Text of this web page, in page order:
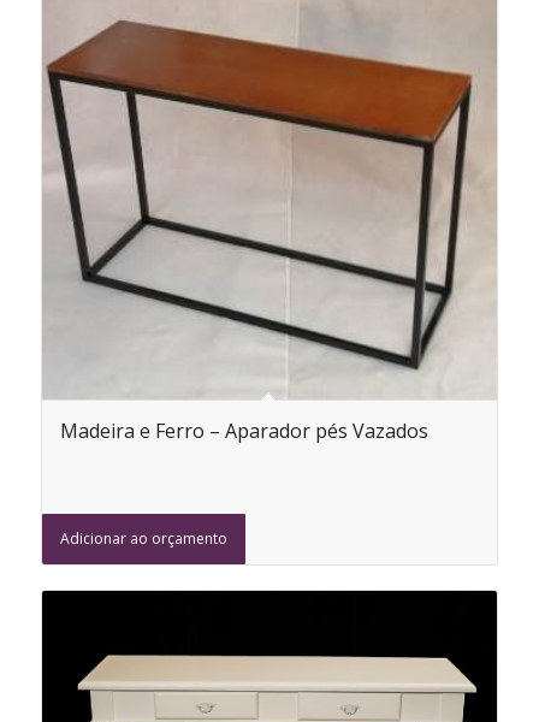
Madeira e Ferro – Aparador pés Vazados
Adicionar ao orçamento